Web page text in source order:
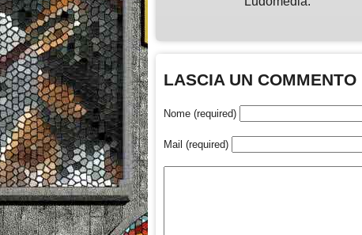
LASCIA UN COMMENTO
Nome (required)
Mail (required)